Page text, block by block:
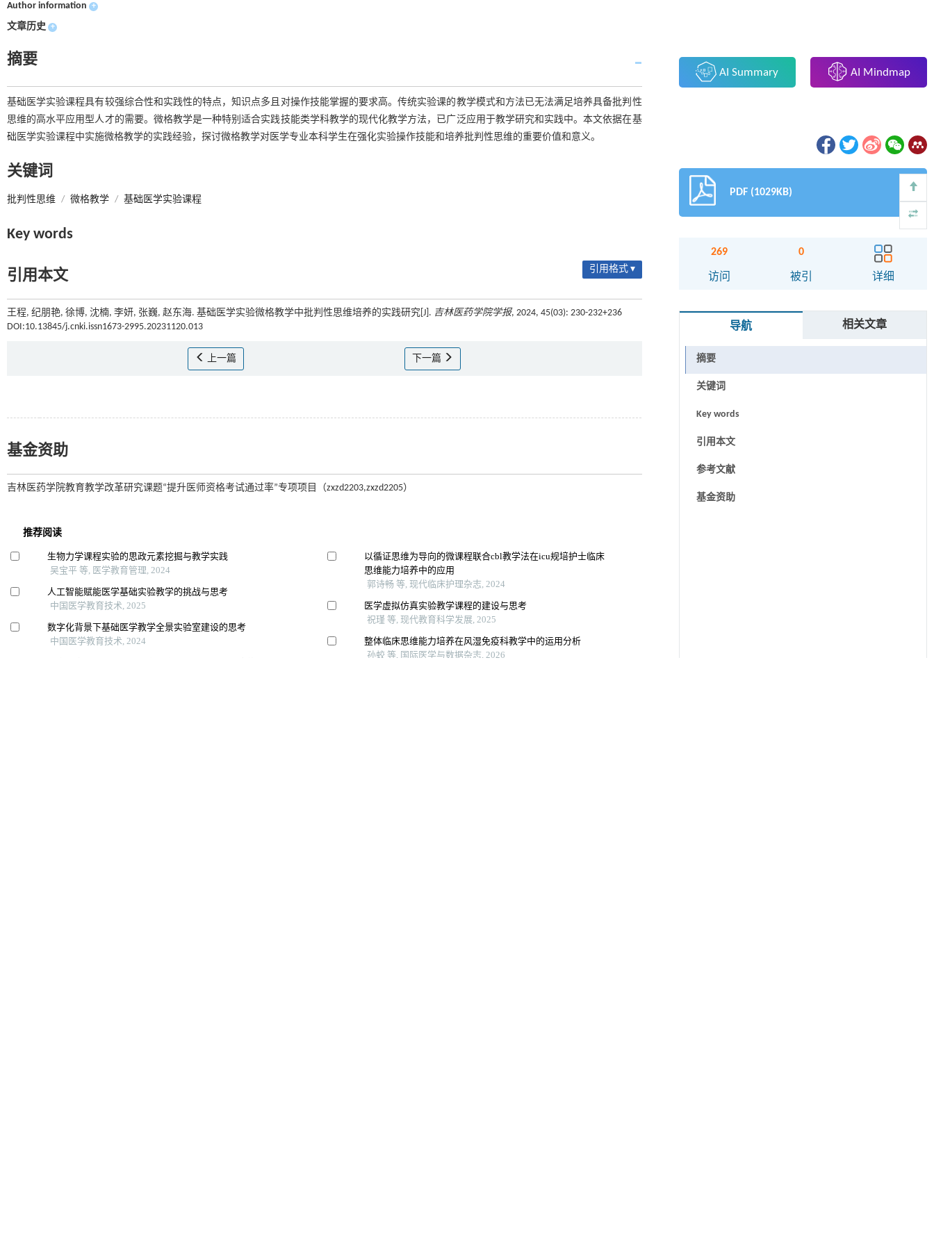
Author information +
文章历史 +
摘要
基础医学实验课程具有较强综合性和实践性的特点，知识点多且对操作技能掌握的要求高。传统实验课的教学模式和方法已无法满足培养具备批判性
思维的高水平应用型人才的需要。微格教学是一种特别适合实践技能类学科教学的现代化教学方法，已广泛应用于教学研究和实践中。本文依据在基
础医学实验课程中实施微格教学的实践经验，探讨微格教学对医学专业本科学生在强化实验操作技能和培养批判性思维的重要价值和意义。
关键词
批判性思维 / 微格教学 / 基础医学实验课程
Key words
引用本文 引用格式 ▾
王程, 纪朋艳, 徐博, 沈楠, 李妍, 张巍, 赵东海. 基础医学实验微格教学中批判性思维培养的实践研究[J]. 吉林医药学院学报, 2024, 45(03): 230-232+236
DOI:10.13845/j.cnki.issn1673-2995.20231120.013
上一篇 下一篇
基金资助
吉林医药学院教育教学改革研究课题“提升医师资格考试通过率”专项项目（zxzd2203,zxzd2205）
AI Summary AI Mindmap
PDF (1029KB)
269
访问
0
被引 详细
导航 相关文章
摘要
关键词
Key words
引用本文
参考文献
基金资助